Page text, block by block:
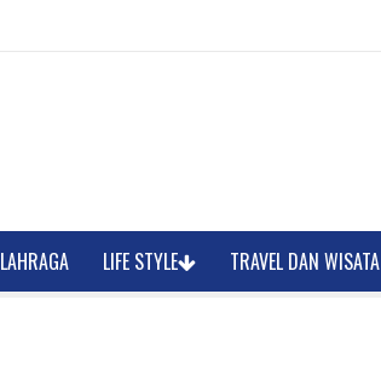
LIFE STYLE TRAVEL DAN WISATA